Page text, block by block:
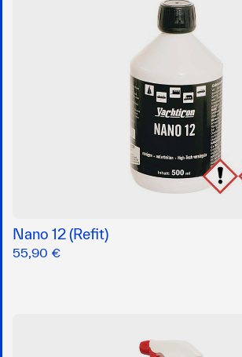
Nano 12 (Refit)
55,90 €